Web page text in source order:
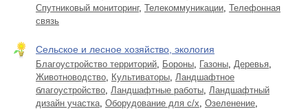
Спутниковый мониторинг, Телекоммуникации, Телефонная
связь
Сельское и лесное хозяйство, экология
Благоустройство территорий, Бороны, Газоны, Деревья,
Животноводство, Культиваторы, Ландшафтное
благоустройство, Ландшафтные работы, Ландшафтный
дизайн участка, Оборудование для с/х, Озеленение,